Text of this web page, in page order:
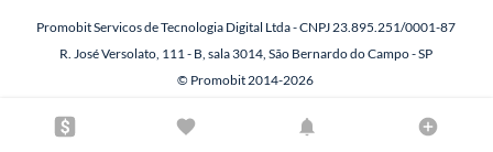
Promobit Servicos de Tecnologia Digital Ltda - CNPJ 23.895.251/0001-87
R. José Versolato, 111 - B, sala 3014, São Bernardo do Campo - SP
© Promobit 2014-2026